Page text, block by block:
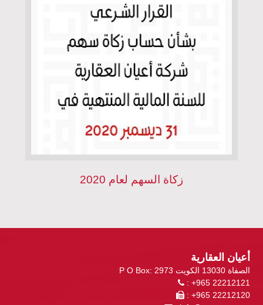
زكاة السهم لعام 2020
أعيان العقارية
P O Box: 2973 الصفاة 13030 الكويت
: +965 22212121
: +965 22212120